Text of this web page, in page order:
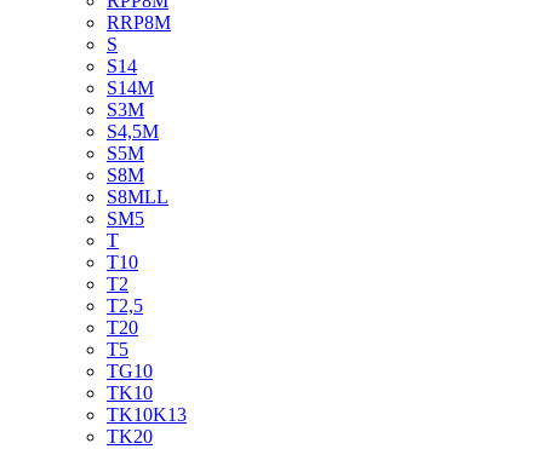
RRP8M
S
S14
S14M
S3M
S4,5M
S5M
S8M
S8MLL
SM5
T
T10
T2
T2,5
T20
T5
TG10
TK10
TK10K13
TK20